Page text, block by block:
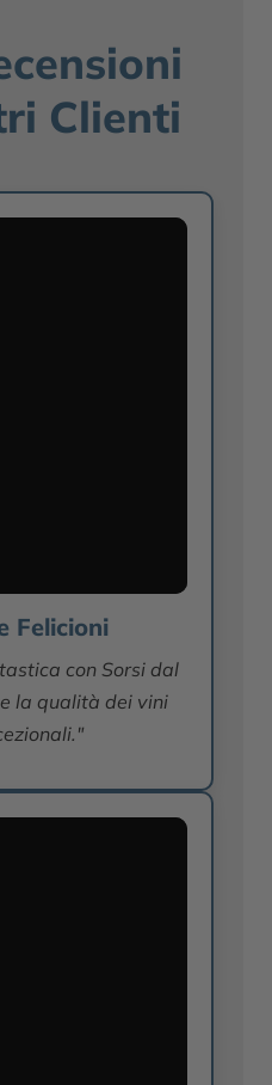
Clienti
Felicioni
con Sorsi dal
la qualità dei vini